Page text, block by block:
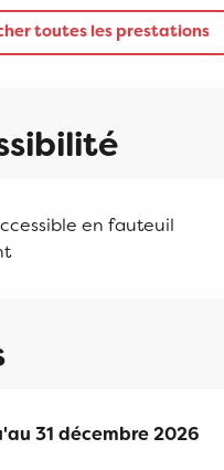
toutes les prestations
en fauteuil
2026au31
31 décembre 2026